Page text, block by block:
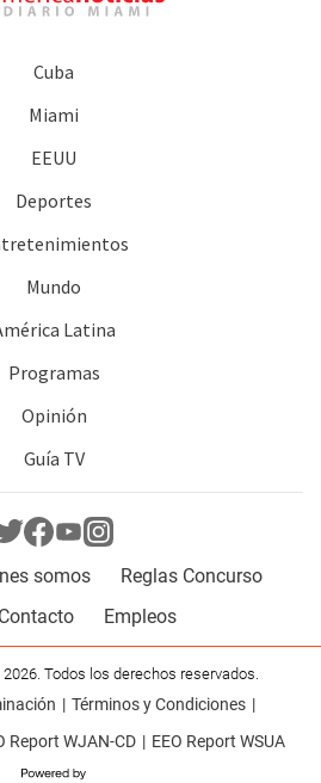
Cuba
Miami
EEUU
Deportes
Mundo
Latina
Programas
Opinión
Guía TV
somos
Reglas Concurso
Contacto Empleos
Todos los derechos reservados.
Términos y Condiciones
Report WJAN-CD EEO Report WSUA